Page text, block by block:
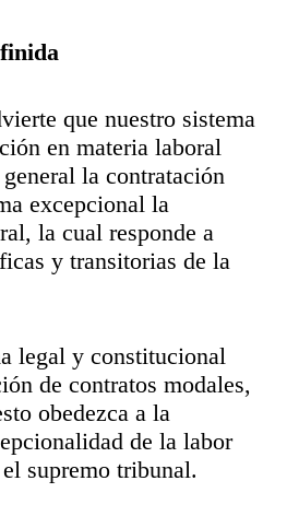
que nuestro sistema
en materia laboral
la contratación
excepcional la
la cual responde a
y transitorias de la
legal y constitucional
de contratos modales,
obedezca a la
de la labor
supremo tribunal.